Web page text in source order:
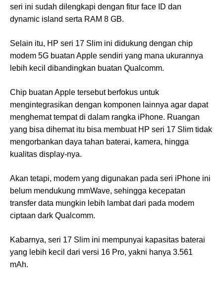
seri ini sudah dilengkapi dengan fitur face ID dan
dynamic island serta RAM 8 GB.
Selain itu, HP seri 17 Slim ini didukung dengan chip
modem 5G buatan Apple sendiri yang mana ukurannya
lebih kecil dibandingkan buatan Qualcomm.
Chip buatan Apple tersebut berfokus untuk
mengintegrasikan dengan komponen lainnya agar dapat
menghemat tempat di dalam rangka iPhone. Ruangan
yang bisa dihemat itu bisa membuat HP seri 17 Slim tidak
mengorbankan daya tahan baterai, kamera, hingga
kualitas display-nya.
Akan tetapi, modem yang digunakan pada seri iPhone ini
belum mendukung mmWave, sehingga kecepatan
transfer data mungkin lebih lambat dari pada modem
ciptaan dark Qualcomm.
Kabarnya, seri 17 Slim ini mempunyai kapasitas baterai
yang lebih kecil dari versi 16 Pro, yakni hanya 3.561
mAh.